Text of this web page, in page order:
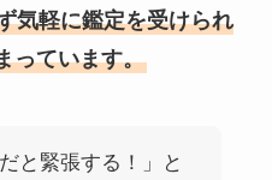
気軽に鑑定を受けられ
っています。
と緊張する！」と